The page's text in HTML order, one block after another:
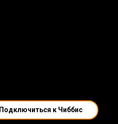
Подключиться к Чиббис